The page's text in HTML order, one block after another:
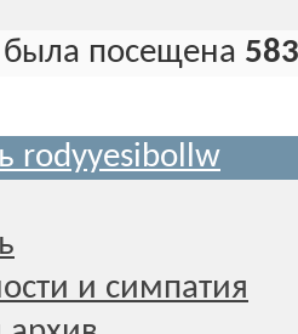
была посещена 583
rodyyesibollw
и симпатия